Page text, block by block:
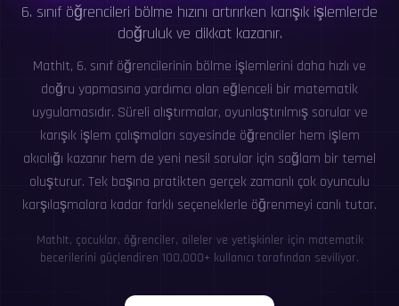
6. sınıf öğrencileri bölme hızını artırırken karışık işlemlerde
doğruluk ve dikkat kazanır.
MathIt, 6. sınıf öğrencilerinin bölme işlemlerini daha hızlı ve
doğru yapmasına yardımcı olan eğlenceli bir matematik
uygulamasıdır. Süreli alıştırmalar, oyunlaştırılmış sorular ve
karışık işlem çalışmaları sayesinde öğrenciler hem işlem
akıcılığı kazanır hem de yeni nesil sorular için sağlam bir temel
oluşturur. Tek başına pratikten gerçek zamanlı çok oyunculu
karşılaşmalara kadar farklı seçeneklerle öğrenmeyi canlı tutar.
MathIt, çocuklar, öğrenciler, aileler ve yetişkinler için matematik
becerilerini güçlendiren 100,000+ kullanıcı tarafından seviliyor.